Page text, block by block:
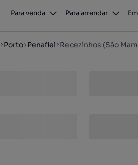
Para venda Para arrendar
Porto Penafiel Recezinhos (São